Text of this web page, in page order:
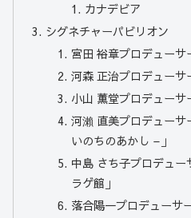
カナデビア
シグネチャーパビリオン
宮田 裕章プロデュー
河森 正治プロデューサ
小山 薫堂プロデューサ
河瀨 直美プロデュー
いのちのあかし –」
中島 さち子プロデュ
ラゲ館」
落合陽一プロデューサ